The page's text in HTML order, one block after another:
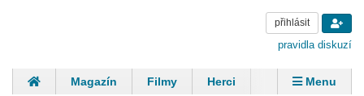
přihlásit
pravidla diskuzí
Magazín Filmy Herci
ZpěváciMenu